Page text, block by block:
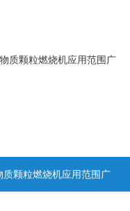
质颗粒燃烧机应用范围广